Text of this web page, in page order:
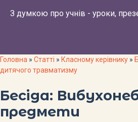
З думкою про учнів - уроки,
Головна » Статті » Класному керівнику »
дитячого травматизму
Бесіда:
предмети